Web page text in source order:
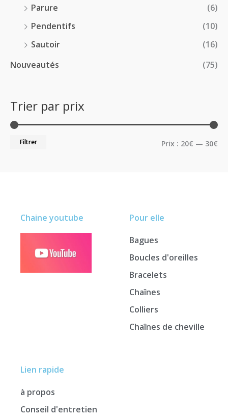
Parure
(6)
Pendentifs
(10)
Sautoir
(16)
Nouveautés
(75)
Trier par prix
Filtrer Prix : 20€ — 30€
Lien rapide
à propos
Conseil d'entretien
Pour elle
Bagues
Boucles d'oreilles
Bracelets
Chaînes
Colliers
Chaînes de cheville
Chaine youtube